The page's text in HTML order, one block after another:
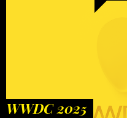
WWDC 2025